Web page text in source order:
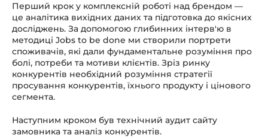
Перший крок у комплексній роботі над брендом —
це аналітика вихідних даних та підготовка до якісних
досліджень. За допомогою глибинних інтерв'ю в
методиці Jobs to be done ми створили портрети
споживачів, які дали фундаментальне розуміння про
болі, потреби та мотиви клієнтів. Зріз ринку
конкурентів необхідний розуміння стратегії
просування конкурентів, їхнього продукту і цінового
сегмента.
Наступним кроком був технічний аудит сайту
замовника та аналіз конкурентів.